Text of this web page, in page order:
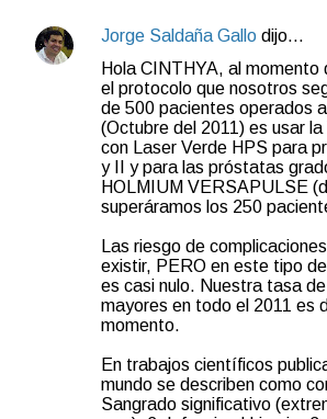
Jorge Saldaña Gallo dijo…
Hola CINTHYA, al momento
el protocolo que nosotros
de 500 pacientes operados
(Octubre del 2011) es usar
con Laser Verde HPS para
y II y para las próstatas
HOLMIUM VERSAPULSE
superáramos los 250
Las riesgo de
existir, PERO en este tipo
es casi nulo. Nuestra tasa
mayores en todo el 2011 es
momento.
En trabajos científicos
mundo se describen como
Sangrado significativo